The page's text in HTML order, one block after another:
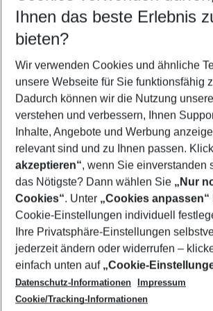
Reisezeitraum wählen
12.08.26– 10.08.27 5-8 Nächte
2 Erwachsene Keine Kinder
Mehr Filter anzeigen
Footer
Footer navigation
Über uns
AGB
Cookie-Einstellungen ändern
Cookie-Richtlinie
Datenschutz
Service & Hilfe
Barrierefreies Reisen
Check-in
Folgen Sie uns
Ihnen das beste Erlebnis
bieten?
Wir verwenden Cookies und ähnliche
unsere Webseite für Sie funktionsfähig
Dadurch können wir die Nutzung
verstehen und verbessern, Ihnen
Inhalte, Angebote und Werbung
relevant sind und zu Ihnen passen.
akzeptieren“, wenn Sie einverstanden
das Nötigste? Dann wählen Sie „Nur
Cookies“. Unter „Cookies anpassen“
Cookie-Einstellungen individuell
Ihre Privatsphäre-Einstellungen
jederzeit ändern oder widerrufen –
einfach unten auf „Cookie-
Datenschutz-Informationen
Impressum
Cookie/Tracking-Informationen